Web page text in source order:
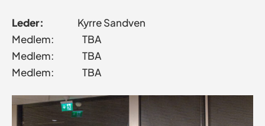
Leder:
Kyrre Sandven
Medlem: TBA
Medlem: TBA
Medlem: TBA